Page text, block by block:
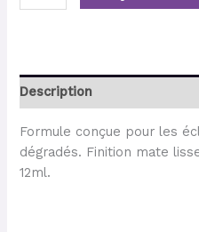
Description
Formule conçue pour les
dégradés. Finition mate
12ml.